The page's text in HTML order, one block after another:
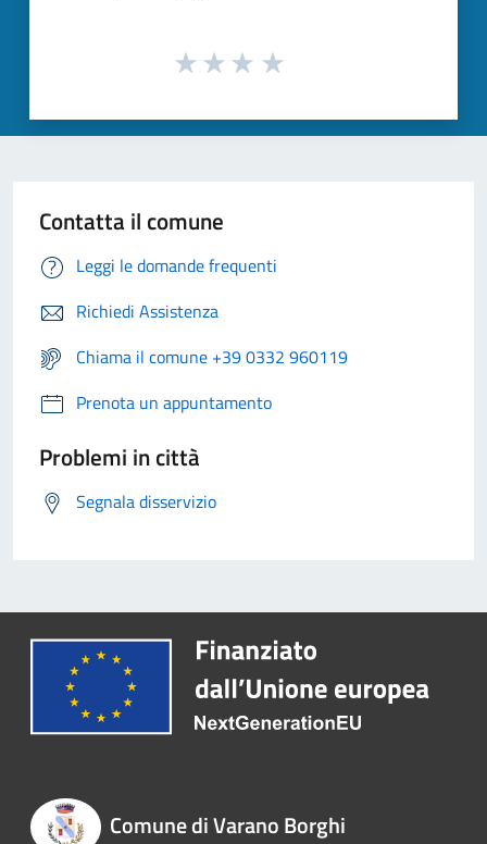
Contatta il comune
Leggi le domande frequenti
Richiedi Assistenza
Chiama il comune +39 0332 960119
Prenota un appuntamento
Problemi in città
Segnala disservizio
Comune di Varano Borghi